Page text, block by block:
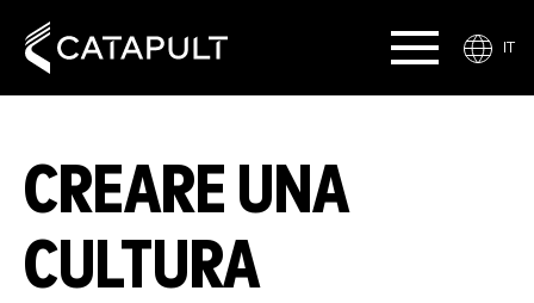
IT
CREARE UNA
CULTURA